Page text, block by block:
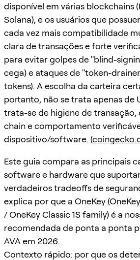
disponível em várias blockchains
Solana), e os usuários que
cada vez mais compatibilidade
clara de transações e forte
para evitar golpes de "blind-
cega) e ataques de "token-
tokens). A escolha da carteira
portanto, não se trata apenas de
trata-se de higiene de
chain e comportamento
dispositivo/software. (
Este guia compara as principais
software e hardware que
verdadeiros tradeoffs de
explica por que a OneKey
/ OneKey Classic 1S family) é a
recomendada de ponta a ponta
AVA em 2026.
Contexto rápido: por que os